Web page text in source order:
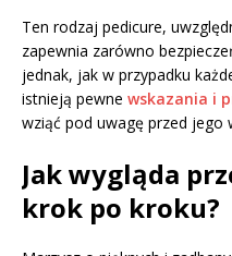
Ten rodzaj pedicure,
zapewnia zarówno
jednak, jak w przypadku
istnieją pewne wskazania i
wziąć pod uwagę przed jego
Jak wygląda
krok po kroku?